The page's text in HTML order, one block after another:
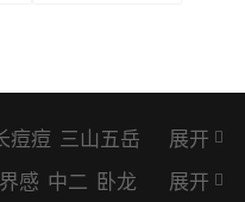
痘痘 三山五岳
展开
感 中二 卧龙 展开